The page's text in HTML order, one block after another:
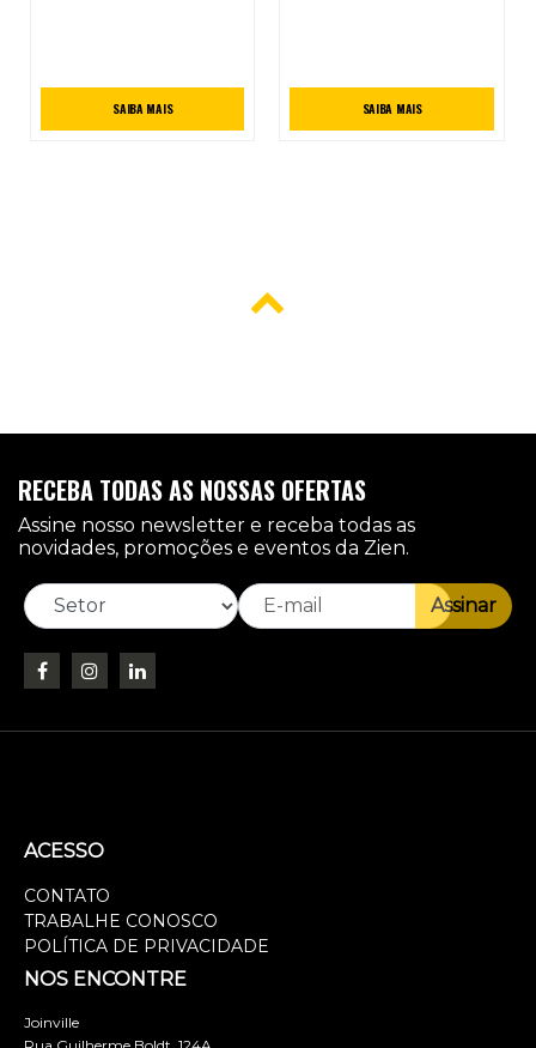
SAIBA MAIS SAIBA MAIS
RECEBA TODAS AS NOSSAS OFERTAS
Assine nosso newsletter e receba todas as
novidades, promoções e eventos da Zien.
Assinar
ACESSO
CONTATO
TRABALHE CONOSCO
POLÍTICA DE PRIVACIDADE
NOS ENCONTRE
Joinville